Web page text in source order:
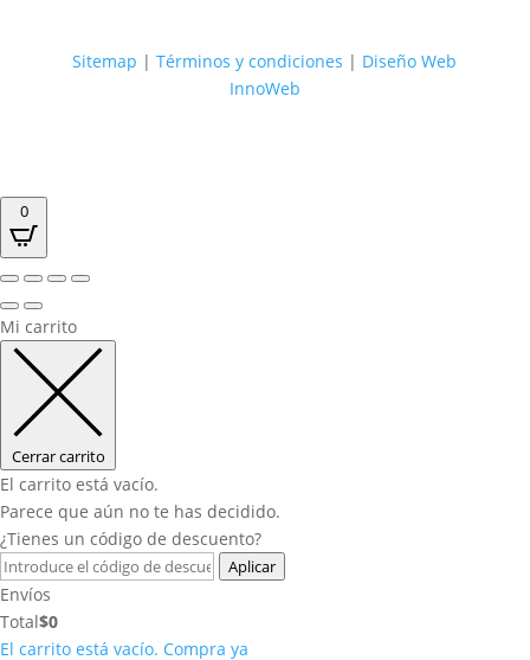
Sitemap |Términos y condiciones | Diseño Web
InnoWeb
0
Mi carrito
Cerrar carrito
El carrito está vacío.
Parece que aún no te has decidido.
¿Tienes un código de descuento?
Aplicar
Envíos
Total$0
El carrito está vacío. Compra ya